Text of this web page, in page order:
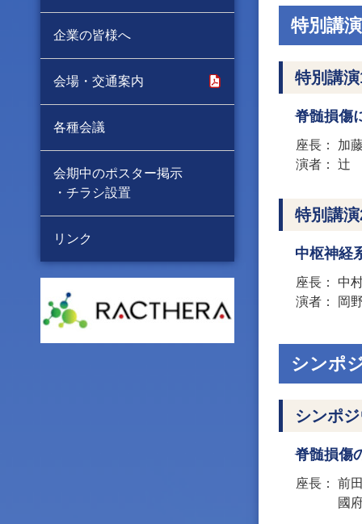
企業の皆様へ
会場・交通案内
各種会議
会期中のポスター掲示
・チラシ設置
リンク
特別講演
特別講
脊髄損傷
座長
加
演者
辻
特別講
中枢神経
座長
中
演者
岡
シンポ
シンポ
脊髄損傷
座長
前
國